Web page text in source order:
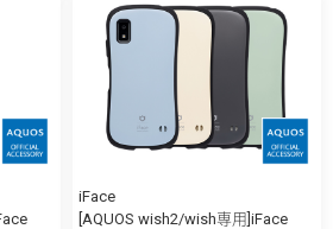
iFace
[AQUOS wish2/wish専用]iFace